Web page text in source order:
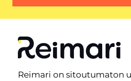
Reimari on sitoutumaton